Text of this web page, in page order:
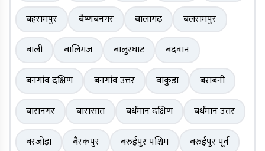
बहरामपुर
बैष्णबनगर बालागढ़
बलरामपुर
बाली
बालिगंज बालुरघाट
बंदवान
बनगांव दक्षिण
बनगांव उत्तर बांकुड़ा
बराबनी
बारानगर
बारासात बर्धमान दक्षिण
बर्धमान उत्तर
बरजोड़ा
बैरकपुर बरुईपुर पश्चिम
बरुईपुर पूर्व